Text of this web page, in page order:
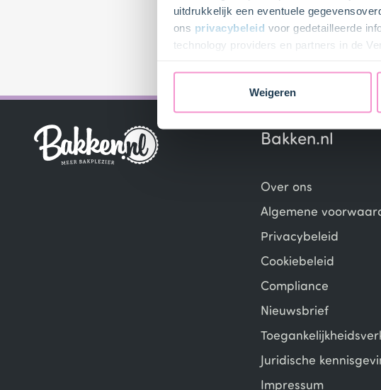
uitdrukkelijk een eventuele
ons privacybeleid voor gedetailleerde
technology providers en partners in de
Weigeren
Bakken.nl
Over ons
Algemene
Privacybeleid
Cookiebeleid
Compliance
Nieuwsbrief
Juridische
Impressum